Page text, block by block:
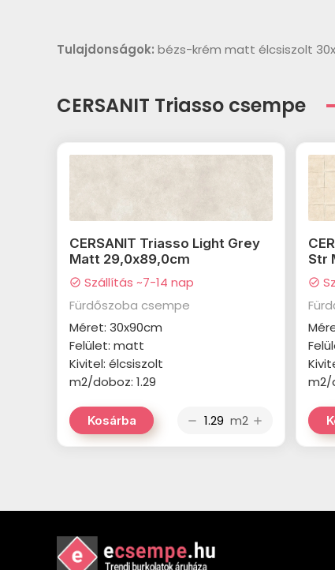
Tulajdonságok: bézs-krém matt élcsiszolt
CERSANIT Triasso csempe
CERSANIT Triasso Light Grey
Matt 29,0x89,0cm
check_circle Szállítás ~7-14 nap
Fürdőszoba csempe
Méret: 30x90cm
Felület: matt
Kivitel: élcsiszolt
m2/doboz: 1.29
Kosárba remove m2 add
Str
check_circle
m2/